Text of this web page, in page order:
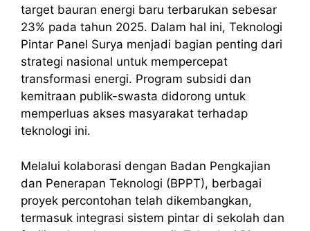
target bauran energi baru terbarukan sebesar
23% pada tahun 2025. Dalam hal ini, Teknologi
Pintar Panel Surya menjadi bagian penting dari
strategi nasional untuk mempercepat
transformasi energi. Program subsidi dan
kemitraan publik-swasta didorong untuk
memperluas akses masyarakat terhadap
teknologi ini.
Melalui kolaborasi dengan Badan Pengkajian
dan Penerapan Teknologi (BPPT), berbagai
proyek percontohan telah dikembangkan,
termasuk integrasi sistem pintar di sekolah dan